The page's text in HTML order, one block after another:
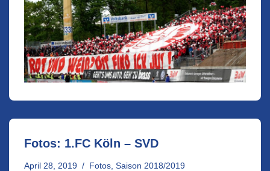
Fotos: 1.FC Köln – SVD
April 28, 2019 Fotos Saison 2018/2019